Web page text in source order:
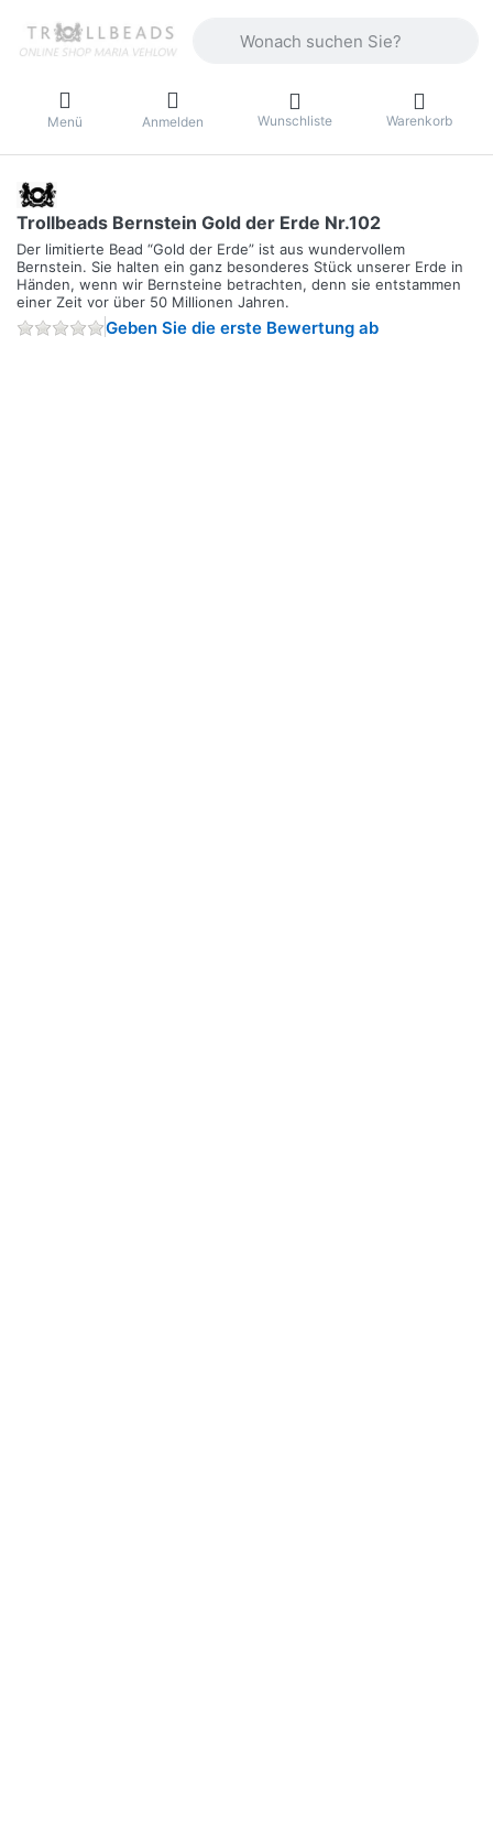
Menü Anmelden Wunschliste Warenkorb
Trollbeads Bernstein Gold der Erde Nr.102
Der limitierte Bead “Gold der Erde” ist aus wundervollem
Bernstein. Sie halten ein ganz besonderes Stück unserer Erde in
Händen, wenn wir Bernsteine betrachten, denn sie entstammen
einer Zeit vor über 50 Millionen Jahren.
Geben Sie die erste Bewertung ab